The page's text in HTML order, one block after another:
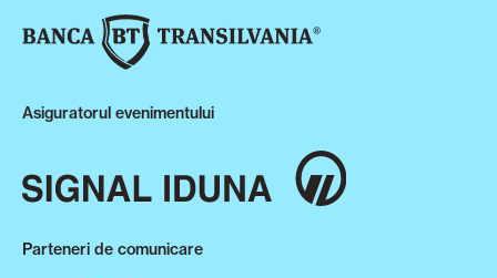
Asiguratorul evenimentului
Parteneri de comunicare